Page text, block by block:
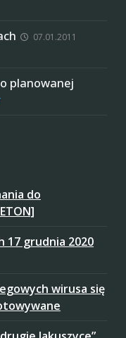
07.01.2011
planowanej
do
17 grudnia 2020
wirusa się